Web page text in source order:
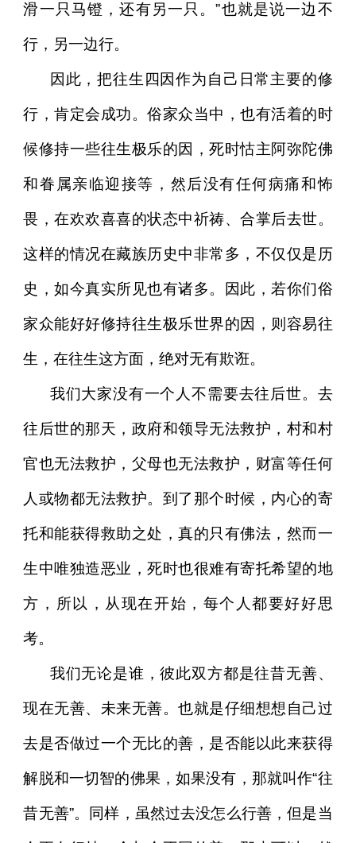
滑一只马镫，还有另一只。”也就是说一边不
行，另一边行。
因此，把往生四因作为自己日常主要的修
行，肯定会成功。俗家众当中，也有活着的时
候修持一些往生极乐的因，死时怙主阿弥陀佛
和眷属亲临迎接等，然后没有任何病痛和怖
畏，在欢欢喜喜的状态中祈祷、合掌后去世。
这样的情况在藏族历史中非常多，不仅仅是历
史，如今真实所见也有诸多。因此，若你们俗
家众能好好修持往生极乐世界的因，则容易往
生，在往生这方面，绝对无有欺诳。
我们大家没有一个人不需要去往后世。去
往后世的那天，政府和领导无法救护，村和村
官也无法救护，父母也无法救护，财富等任何
人或物都无法救护。到了那个时候，内心的寄
托和能获得救助之处，真的只有佛法，然而一
生中唯独造恶业，死时也很难有寄托希望的地
方，所以，从现在开始，每个人都要好好思
考。
我们无论是谁，彼此双方都是往昔无善、
现在无善、未来无善。也就是仔细想想自己过
去是否做过一个无比的善，是否能以此来获得
解脱和一切智的佛果，如果没有，那就叫作“往
昔无善”。同样，虽然过去没怎么行善，但是当